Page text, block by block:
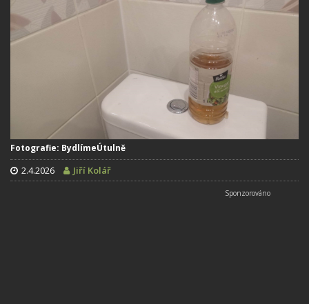
Fotografie: BydlímeÚtulně
2.4.2026 Jiří Kolář